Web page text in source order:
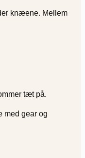
knæene. Mellem
tæt på.
med gear og